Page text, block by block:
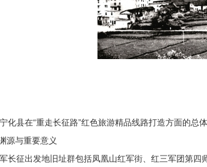
县在“重走长征路”红色旅游精品线路打造方面的总体
源与重要意义
征出发地旧址群包括凤凰山红军街、红三军团第四